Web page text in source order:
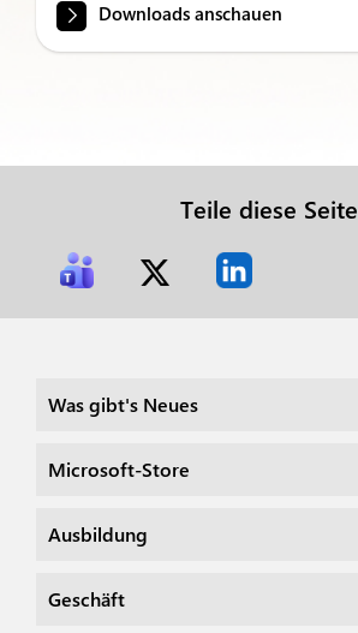
Downloads anschauen
Teile diese Seite
Was gibt's Neues
Microsoft-Store
Ausbildung
Geschäft